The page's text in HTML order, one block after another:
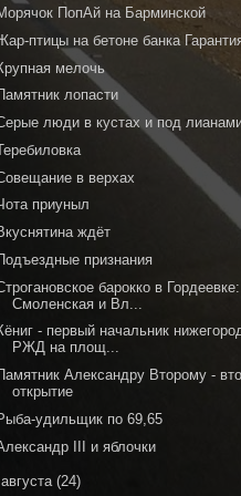
ПопАй на Барминской
птицы на бетоне банка
мелочь
лопасти
люди в кустах и под
в верхах
приуныл
ждёт
признания
барокко в Гордеевке:
Смоленская и Вл...
- первый начальник
РЖД на площ...
Александру Второму -
открытие
удильщик по 69,65
III и яблочки
августа (24)